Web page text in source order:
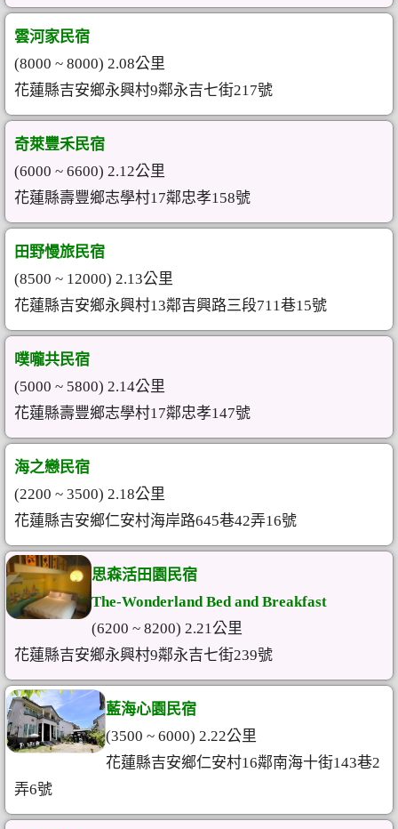
雲河家民宿
(8000 ~ 8000) 2.08公里
花蓮縣吉安鄉永興村9鄰永吉七街217號
奇萊豐禾民宿
(6000 ~ 6600) 2.12公里
花蓮縣壽豐鄉志學村17鄰忠孝158號
田野慢旅民宿
(8500 ~ 12000) 2.13公里
花蓮縣吉安鄉永興村13鄰吉興路三段711巷15號
噗嚨共民宿
(5000 ~ 5800) 2.14公里
花蓮縣壽豐鄉志學村17鄰忠孝147號
海之戀民宿
(2200 ~ 3500) 2.18公里
花蓮縣吉安鄉仁安村海岸路645巷42弄16號
思森活田園民宿
The-Wonderland Bed and Breakfast
(6200 ~ 8200) 2.21公里
花蓮縣吉安鄉永興村9鄰永吉七街239號
藍海心園民宿
(3500 ~ 6000) 2.22公里
花蓮縣吉安鄉仁安村16鄰南海十街143巷2
弄6號